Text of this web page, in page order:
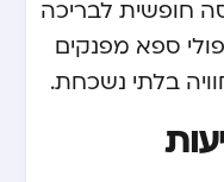
חופשית לבריכה
ספא מפנקים
בלתי נשכחת.